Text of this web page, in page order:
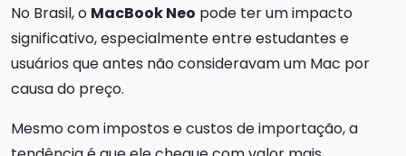
No Brasil, o MacBook Neo pode ter um impacto
significativo, especialmente entre estudantes e
usuários que antes não consideravam um Mac por
causa do preço.
Mesmo com impostos e custos de importação, a